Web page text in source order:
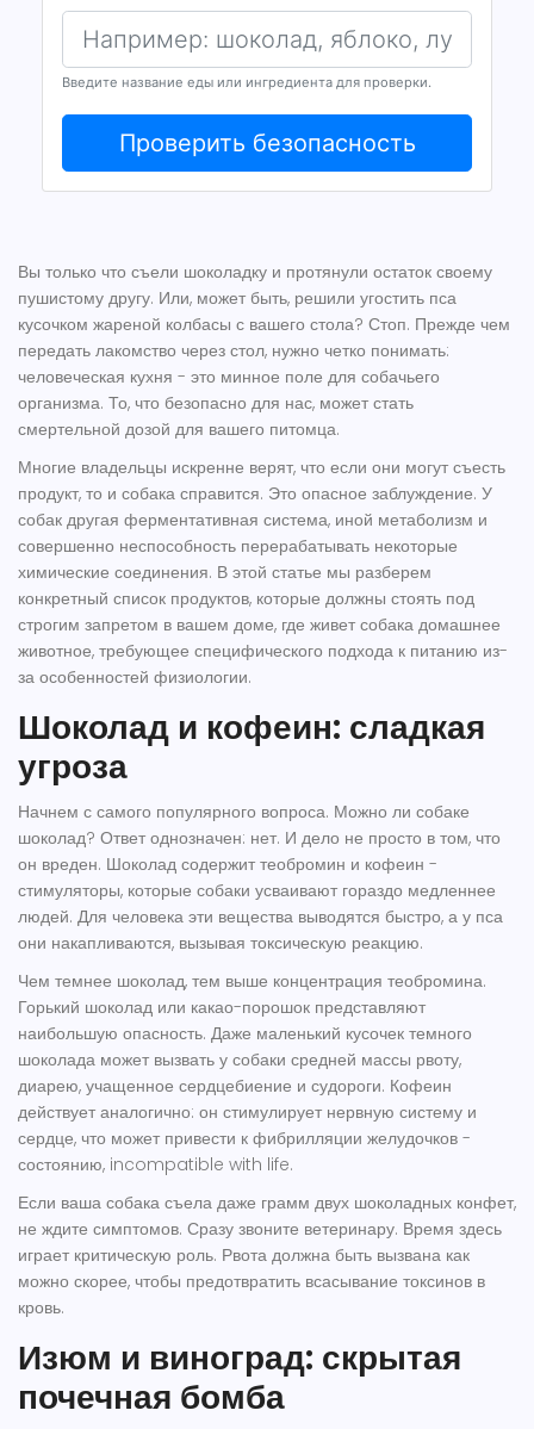
Введите название еды или ингредиента для проверки.
Проверить безопасность
Вы только что съели шоколадку и протянули остаток своему
пушистому другу. Или, может быть, решили угостить пса
кусочком жареной колбасы с вашего стола? Стоп. Прежде чем
передать лакомство через стол, нужно четко понимать:
человеческая кухня - это минное поле для собачьего
организма. То, что безопасно для нас, может стать
смертельной дозой для вашего питомца.
Многие владельцы искренне верят, что если они могут съесть
продукт, то и собака справится. Это опасное заблуждение. У
собак другая ферментативная система, иной метаболизм и
совершенно неспособность перерабатывать некоторые
химические соединения. В этой статье мы разберем
конкретный список продуктов, которые должны стоять под
строгим запретом в вашем доме, где живет собака домашнее
животное, требующее специфического подхода к питанию из-
за особенностей физиологии.
Шоколад и кофеин: сладкая
угроза
Начнем с самого популярного вопроса. Можно ли собаке
шоколад? Ответ однозначен: нет. И дело не просто в том, что
он вреден. Шоколад содержит теобромин и кофеин -
стимуляторы, которые собаки усваивают гораздо медленнее
людей. Для человека эти вещества выводятся быстро, а у пса
они накапливаются, вызывая токсическую реакцию.
Чем темнее шоколад, тем выше концентрация теобромина.
Горький шоколад или какао-порошок представляют
наибольшую опасность. Даже маленький кусочек темного
шоколада может вызвать у собаки средней массы рвоту,
диарею, учащенное сердцебиение и судороги. Кофеин
действует аналогично: он стимулирует нервную систему и
сердце, что может привести к фибрилляции желудочков -
состоянию, incompatible with life.
Если ваша собака съела даже грамм двух шоколадных конфет,
не ждите симптомов. Сразу звоните ветеринару. Время здесь
играет критическую роль. Рвота должна быть вызвана как
можно скорее, чтобы предотвратить всасывание токсинов в
кровь.
Изюм и виноград: скрытая
почечная бомба